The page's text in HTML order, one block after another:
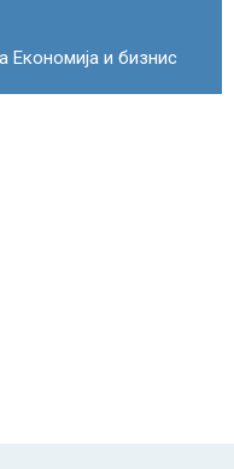
Економија и бизнис